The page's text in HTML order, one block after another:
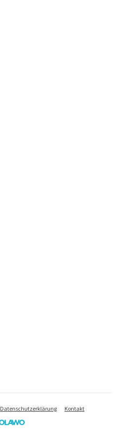
Datenschutzerklärung Kontakt